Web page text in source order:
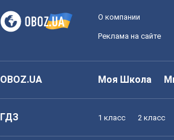
О компании
Реклама на сайте
OBOZ.UA Моя Школа
ГДЗ 1 класс 2 класс